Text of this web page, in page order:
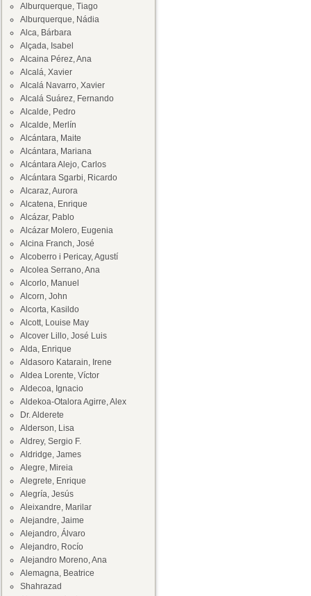
Alburquerque, Tiago
Alburquerque, Nádia
Alca, Bárbara
Alçada, Isabel
Alcaina Pérez, Ana
Alcalá, Xavier
Alcalá Navarro, Xavier
Alcalá Suárez, Fernando
Alcalde, Pedro
Alcalde, Merlín
Alcántara, Maite
Alcántara, Mariana
Alcántara Alejo, Carlos
Alcántara Sgarbi, Ricardo
Alcaraz, Aurora
Alcatena, Enrique
Alcázar, Pablo
Alcázar Molero, Eugenia
Alcina Franch, José
Alcoberro i Pericay, Agustí
Alcolea Serrano, Ana
Alcorlo, Manuel
Alcorn, John
Alcorta, Kasildo
Alcott, Louise May
Alcover Lillo, José Luis
Alda, Enrique
Aldasoro Katarain, Irene
Aldea Lorente, Víctor
Aldecoa, Ignacio
Aldekoa-Otalora Agirre, Alex
Dr. Alderete
Alderson, Lisa
Aldrey, Sergio F.
Aldridge, James
Alegre, Mireia
Alegrete, Enrique
Alegría, Jesús
Aleixandre, Marilar
Alejandre, Jaime
Alejandro, Álvaro
Alejandro, Rocío
Alejandro Moreno, Ana
Alemagna, Beatrice
Shahrazad